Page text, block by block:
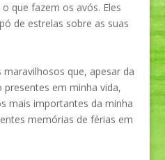
que fazem os avós. Eles
de estrelas sobre as suas
que, apesar da
em minha vida,
mais importantes da minha
memórias de férias em